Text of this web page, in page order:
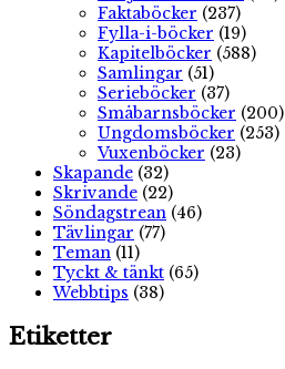
Faktaböcker (237)
Fylla-i-böcker (19)
Kapitelböcker (588)
Samlingar (51)
Serieböcker (37)
Småbarnsböcker (200)
Ungdomsböcker (253)
Vuxenböcker (23)
Skapande (32)
Skrivande (22)
Söndagstrean (46)
Tävlingar (77)
Teman (11)
Tyckt & tänkt (65)
Webbtips (38)
Etiketter